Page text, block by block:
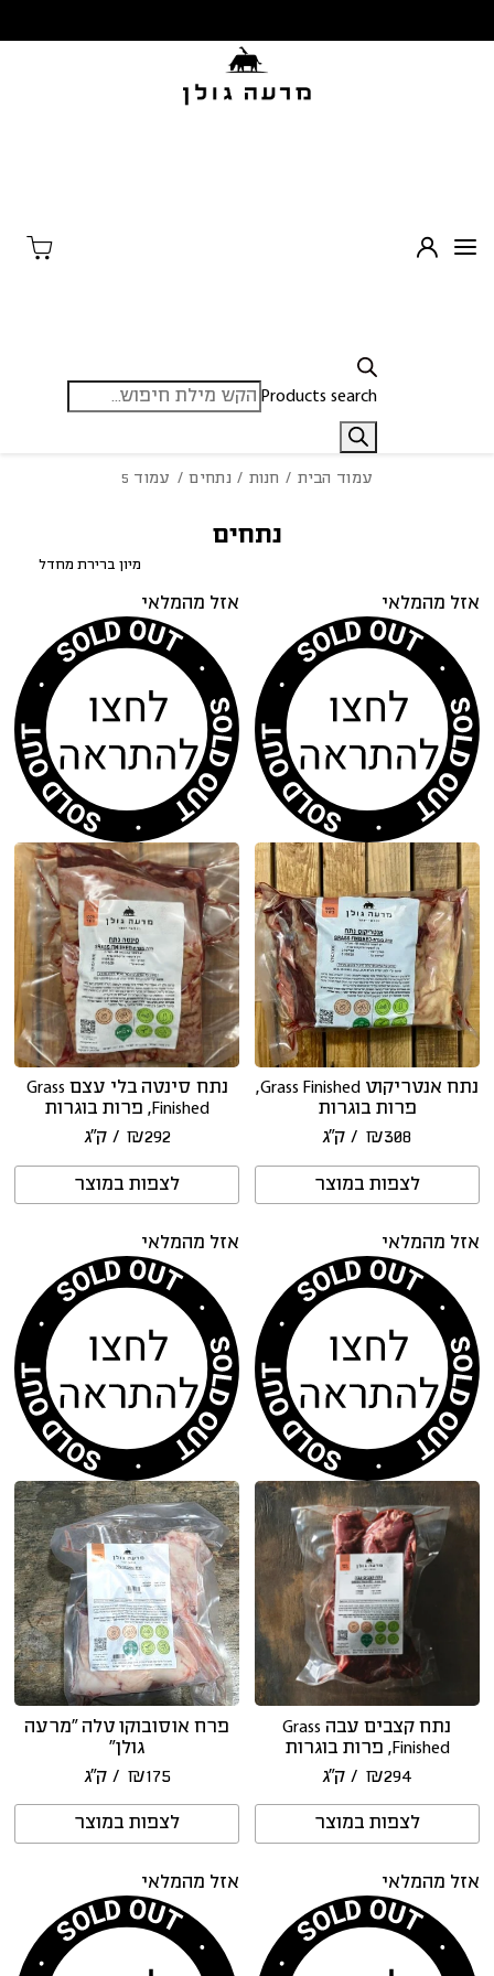
Products search
עמוד הבית / חנות / נתחים/ עמוד 5
נתחים
אזל מהמלאי
נתח אנטריקוט Grass Finished,
פרות בוגרות
₪308 / ק״ג
לצפות במוצר
אזל מהמלאי
נתח סינטה בלי עצם Grass
Finished, פרות בוגרות
₪292 / ק״ג
לצפות במוצר
אזל מהמלאי
נתח קצבים עבה Grass
Finished, פרות בוגרות
₪294 / ק״ג
לצפות במוצר
אזל מהמלאי
פרח אוסובוקו טלה “מרעה
גולן”
₪175 / ק״ג
לצפות במוצר
אזל מהמלאי אזל מהמלאי